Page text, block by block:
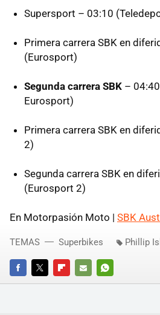
Supersport – 03:10
Primera carrera SBK en
(Eurosport)
Segunda carrera SBK –
Eurosport)
Primera carrera SBK en
2)
Segunda carrera SBK en
(Eurosport 2)
En Motorpasión Moto | SBK
FACEBOOKTWITTERFLIPBOARD
E-
WHATSAPP
TEMAS Superbikes Phillip